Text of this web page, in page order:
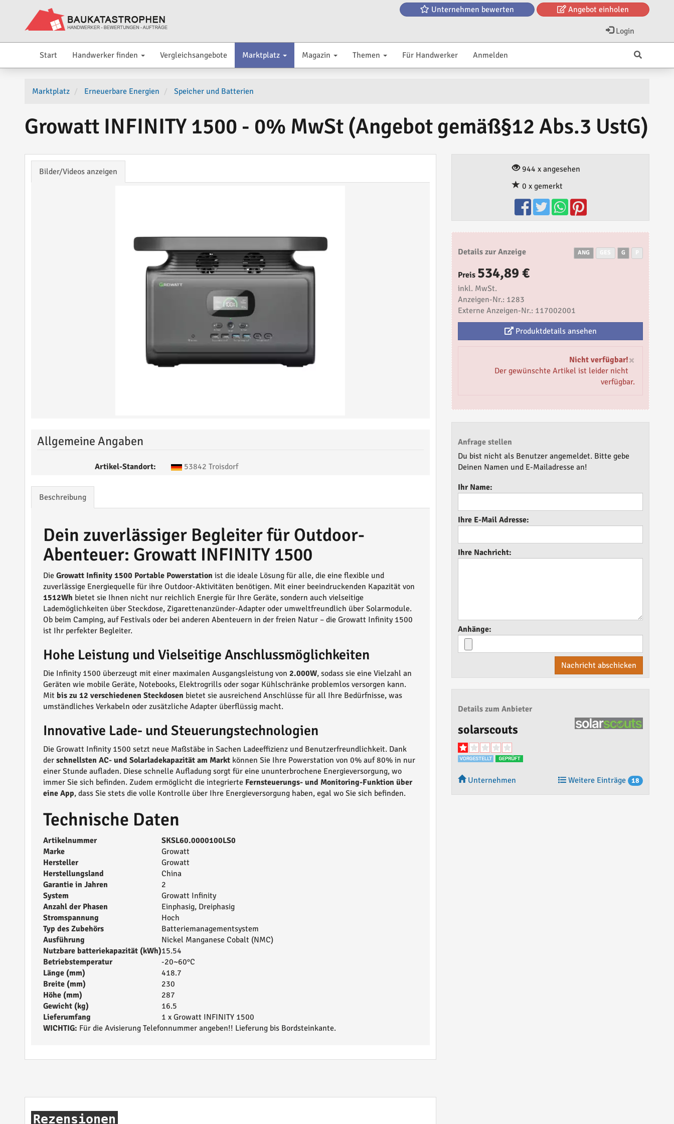
Unternehmen bewerten Angebot einholen
Login
Start Handwerker finden Vergleichsangebote Marktplatz Magazin Themen Für Handwerker Anmelden
Marktplatz Erneuerbare Energien Speicher und Batterien
Growatt INFINITY 1500 - 0% MwSt (Angebot gemäß§12 Abs.3 UstG)
Bilder/Videos anzeigen
Allgemeine Angaben
Artikel-Standort: 53842 Troisdorf
Beschreibung
Dein zuverlässiger Begleiter für Outdoor-
Abenteuer: Growatt INFINITY 1500
Die Growatt Infinity 1500 Portable Powerstation ist die ideale Lösung für alle, die eine flexible und
zuverlässige Energiequelle für ihre Outdoor-Aktivitäten benötigen. Mit einer beeindruckenden Kapazität von
1512Wh bietet sie Ihnen nicht nur reichlich Energie für Ihre Geräte, sondern auch vielseitige
Lademöglichkeiten über Steckdose, Zigarettenanzünder-Adapter oder umweltfreundlich über Solarmodule.
Ob beim Camping, auf Festivals oder bei anderen Abenteuern in der freien Natur – die Growatt Infinity 1500
ist Ihr perfekter Begleiter.
Hohe Leistung und Vielseitige Anschlussmöglichkeiten
Die Infinity 1500 überzeugt mit einer maximalen Ausgangsleistung von 2.000W, sodass sie eine Vielzahl an
Geräten wie mobile Geräte, Notebooks, Elektrogrills oder sogar Kühlschränke problemlos versorgen kann.
Mit bis zu 12 verschiedenen Steckdosen bietet sie ausreichend Anschlüsse für all Ihre Bedürfnisse, was
umständliches Verkabeln oder zusätzliche Adapter überflüssig macht.
Innovative Lade- und Steuerungstechnologien
Die Growatt Infinity 1500 setzt neue Maßstäbe in Sachen Ladeeffizienz und Benutzerfreundlichkeit. Dank
der schnellsten AC- und Solarladekapazität am Marktkönnen Sie Ihre Powerstation von 0% auf 80% in nur
einer Stunde aufladen. Diese schnelle Aufladung sorgt für eine ununterbrochene Energieversorgung, wo
immer Sie sich befinden. Zudem ermöglicht die integrierte Fernsteuerungs- und Monitoring-Funktion über
eine App, dass Sie stets die volle Kontrolle über Ihre Energieversorgung haben, egal wo Sie sich befinden.
Technische Daten
Artikelnummer
SKSL60.0000100LS0
Marke
Growatt
Hersteller
Growatt
Herstellungsland
China
Garantie in Jahren
2
System
Growatt Infinity
Anzahl der Phasen
Einphasig, Dreiphasig
Stromspannung
Hoch
Typ des Zubehörs
Batteriemanagementsystem
Ausführung
Nickel Manganese Cobalt (NMC)
Nutzbare batteriekapazität (kWh)15.54
Betriebstemperatur
-20~60°C
Länge (mm)
418.7
Breite (mm)
230
Höhe (mm)
287
Gewicht (kg)
16.5
Lieferumfang
1 x Growatt INFINITY 1500
WICHTIG: Für die Avisierung Telefonnummer angeben!! Lieferung bis Bordsteinkante.
Rezensionen
944 x angesehen
0 x gemerkt
Details zur Anzeige ANG G
Preis 534,89 €
inkl. MwSt.
Anzeigen-Nr.: 1283
Externe Anzeigen-Nr.: 117002001
Produktdetails ansehen
×
Nicht verfügbar!
Der gewünschte Artikel ist leider nicht
verfügbar.
Anfrage stellen
Du bist nicht als Benutzer angemeldet. Bitte gebe
Deinen Namen und E-Mailadresse an!
Ihr Name:
Ihre E-Mail Adresse:
Ihre Nachricht:
Anhänge:
Nachricht abschicken
Details zum Anbieter
solarscouts
Unternehmen Weitere Einträge 18